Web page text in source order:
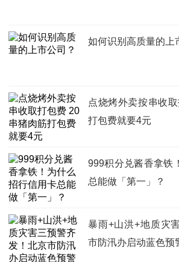
如何识别高质量的上
点烧烤外卖按串收
打包费就要4元
999积分兑酱香拿铁
总能做「第一」？
暴雨+山洪+地质灾
市防汛办启动蓝色预